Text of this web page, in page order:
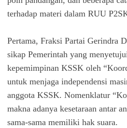
terhadap materi dalam RUU
Pertama, Fraksi Partai Gerindra
sikap Pemerintah yang
kepemimpinan KSSK oleh
untuk menjaga independensi
anggota KSSK. Nomenklatur
makna adanya kesetaraan antar
sama-sama memiliki hak suara.